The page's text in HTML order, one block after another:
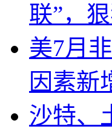
联”，
美7月
因素新
沙特、